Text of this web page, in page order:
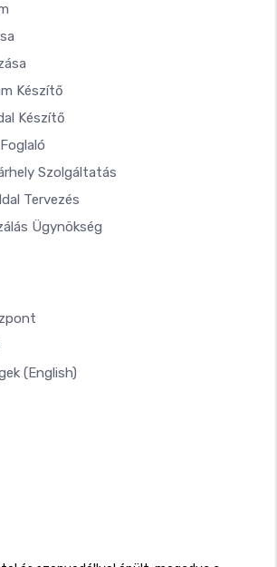
Készítő
Készítő
Szolgáltatás
Tervezés
Ügynökség
(English)